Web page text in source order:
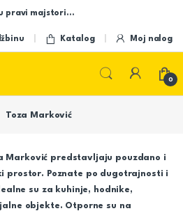
pravi majstori…
Katalog Moj nalog
0
Toza Marković
Marković predstavljaju pouzdano i
prostor. Poznate po dugotrajnosti i
su za kuhinje, hodnike,
objekte. Otporne su na